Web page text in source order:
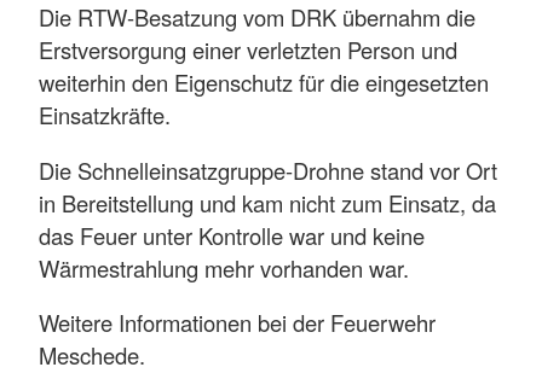
Die RTW-Besatzung vom DRK übernahm die
Erstversorgung einer verletzten Person und
weiterhin den Eigenschutz für die eingesetzten
Einsatzkräfte.
Die Schnelleinsatzgruppe-Drohne stand vor Ort
in Bereitstellung und kam nicht zum Einsatz, da
das Feuer unter Kontrolle war und keine
Wärmestrahlung mehr vorhanden war.
Weitere Informationen bei der Feuerwehr
Meschede.